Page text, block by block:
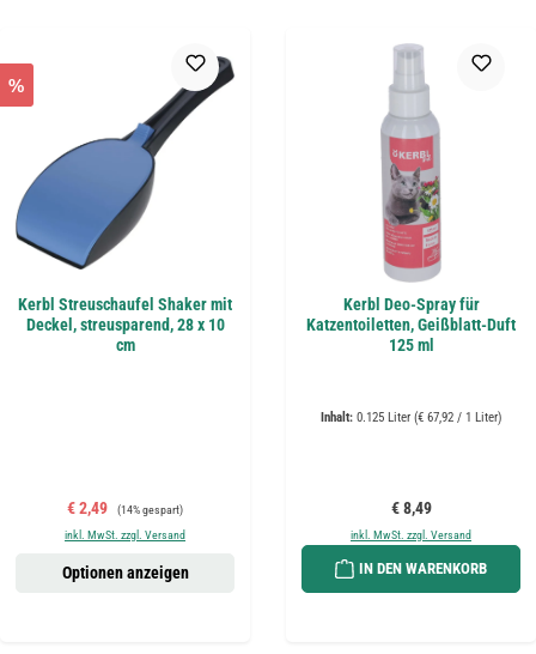
%
Kerbl Streuschaufel Shaker mit
Deckel, streusparend, 28 x 10
cm
Verkaufspreis:
€ 2,49 Regulärer Preis:
(14% gespart)
inkl. MwSt. zzgl. Versand
Optionen anzeigen
Kerbl Deo-Spray für
Katzentoiletten, Geißblatt-Duft
125 ml
Inhalt: 0.125 Liter (€ 67,92 / 1 Liter)
Regulärer Preis:
€ 8,49
inkl. MwSt. zzgl. Versand
IN DEN WARENKORB